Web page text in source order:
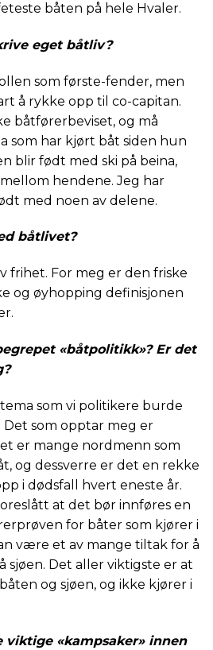
båten på hele Hvaler.
eget båtliv?
som første-fender, men
å rykke opp til co-capitan.
båtførerbeviset, og må
som har kjørt båt siden hun
blir født med ski på beina,
hendene. Jeg har
med noen av delene.
båtlivet?
frihet. For meg er den friske
og øyhopping definisjonen
«båtpolitikk»? Er det
som vi politikere burde
som opptar meg er
er mange nordmenn som
og dessverre er det en rekke
i dødsfall hvert eneste år.
at det bør innføres en
for båter som kjører i
være et av mange tiltak for å
sjøen. Det aller viktigste er at
og sjøen, og ikke kjører i
viktige «kampsaker» innen